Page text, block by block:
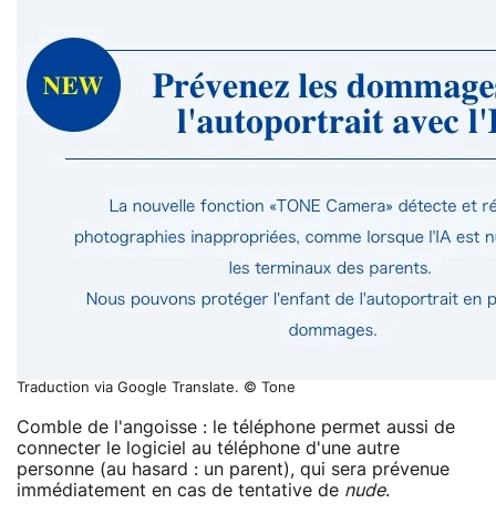
Traduction via Google Translate. © Tone
Comble de l'angoisse : le téléphone permet aussi de
connecter le logiciel au téléphone d'une autre
personne (au hasard : un parent), qui sera prévenue
immédiatement en cas de tentative de nude.